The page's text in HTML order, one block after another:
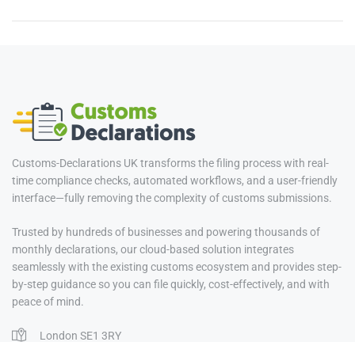
Customs-Declarations UK transforms the filing process with real-
time compliance checks, automated workflows, and a user-friendly
interface—fully removing the complexity of customs submissions.
Trusted by hundreds of businesses and powering thousands of
monthly declarations, our cloud-based solution integrates
seamlessly with the existing customs ecosystem and provides step-
by-step guidance so you can file quickly, cost-effectively, and with
peace of mind.
London SE1 3RY